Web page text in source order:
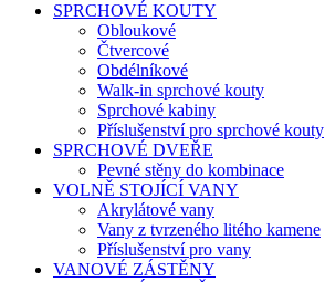
SPRCHOVÉ KOUTY
Obloukové
Čtvercové
Obdélníkové
Walk-in sprchové kouty
Sprchové kabiny
Příslušenství pro sprchové kouty
SPRCHOVÉ DVEŘE
Pevné stěny do kombinace
VOLNĚ STOJÍCÍ VANY
Akrylátové vany
Vany z tvrzeného litého kamene
Příslušenství pro vany
VANOVÉ ZÁSTĚNY